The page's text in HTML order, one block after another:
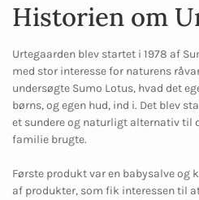
Historien om
Urtegaarden blev startet i 1978 af
med stor interesse for naturens
undersøgte Sumo Lotus, hvad det
børns, og egen hud, ind i. Det blev
et sundere og naturligt alternativ til
familie brugte.
Første produkt var en babysalve og
af produkter, som fik interessen til